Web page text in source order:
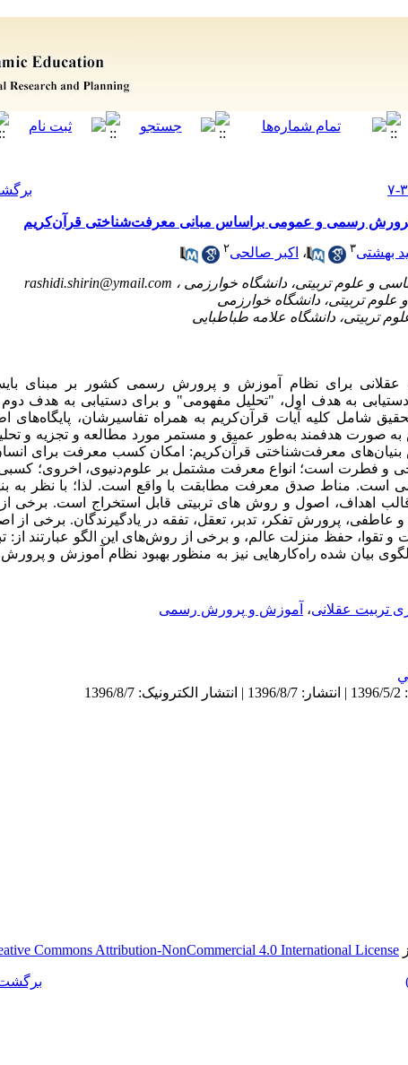
پرورش رسمی و عمومی براساس مبانی معرفت‌شناختی قرآن‌کریم
بهشتی۳ ، اکبر صالحی۲
rashidi.shirin@ymail.com
عقلانی برای نظام آموزش و پرورش رسمی کشور بر مبنای
به هدف اول، "تحلیل مفهومی" و برای دستیابی به هدف دوم
شامل کلیه آیات قرآن‌کریم به همراه تفاسیرشان، پایگاه‌های
صورت هدفمند به‌طور عمیق و مستمر مورد مطالعه و تجزیه و
معرفت‌شناختی قرآن‌کریم: امکان کسب معرفت برای
و فطرت است؛ انواع معرفت مشتمل بر علوم‌دنیوی، اخروی؛
است. مناط صدق معرفت مطابقت با واقع است. لذا؛ با نظر به
اهداف، اصول و روش های تربیتی قابل استخراج است. برخی
عاطفی، پرورش تفکر، تدبر، تعقل، تفقه در یادگیرندگان. برخی از
و تقوا، حفظ منزلت عالم، و برخی از روش‌های این الگو عبارتند از:
بیان شده راه‌کارهایی نیز به منظور بهبود نظام آموزش و
تربیت عقلانی، آموزش و پرورش رسمی
Commons Attribution-NonCommercial 4.0 International License